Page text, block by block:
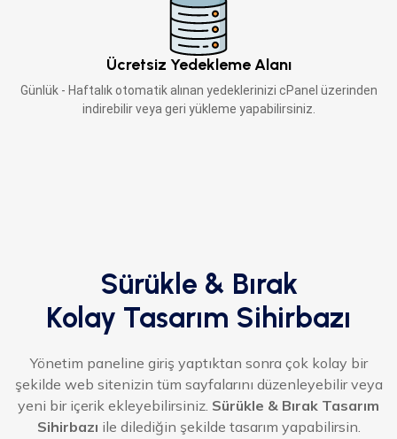
Ücretsiz Yedekleme Alanı
Günlük - Haftalık otomatik alınan yedeklerinizi cPanel üzerinden
indirebilir veya geri yükleme yapabilirsiniz.
Sürükle & Bırak
Kolay Tasarım Sihirbazı
Yönetim paneline giriş yaptıktan sonra çok kolay bir
şekilde web sitenizin tüm sayfalarını düzenleyebilir veya
yeni bir içerik ekleyebilirsiniz. Sürükle & Bırak Tasarım
Sihirbazı ile dilediğin şekilde tasarım yapabilirsin.